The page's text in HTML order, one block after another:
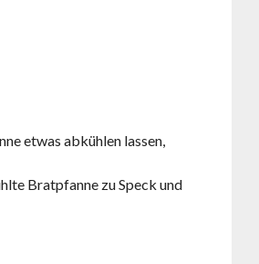
etwas abkühlen lassen,
Bratpfanne zu Speck und